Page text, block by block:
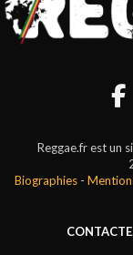
Reggae.fr est un
Biographies-